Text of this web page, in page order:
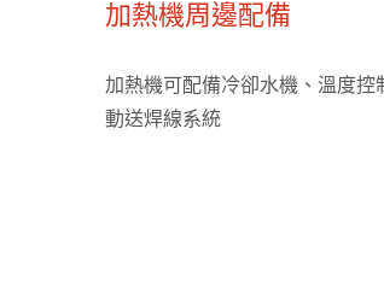
加熱機周邊配備
加熱機可配備冷卻水機、溫度控
動送焊線系統